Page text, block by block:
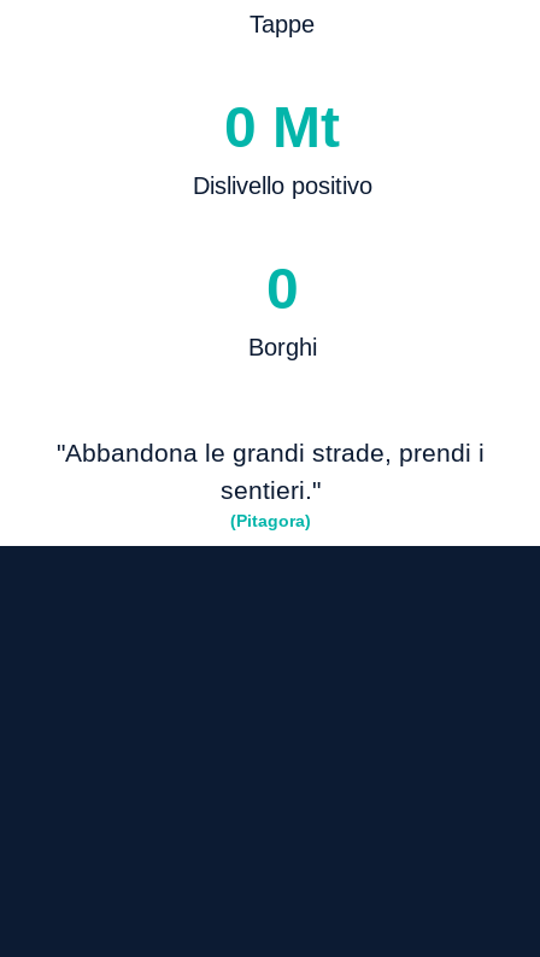
Tappe
0 Mt
Dislivello positivo
0
Borghi
"Abbandona le grandi strade, prendi i
sentieri."
(Pitagora)